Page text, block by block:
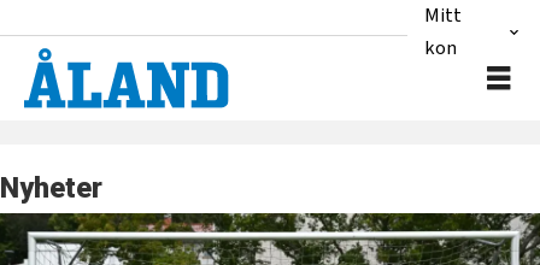
Mitt
konto
Nyheter